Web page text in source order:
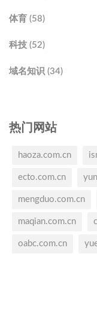
体育 (58)
科技 (52)
域名知识 (34)
热门网站
haoza.com.cn
ecto.com.cn
mengduo.com.cn
maqian.com.cn
oabc.com.cn